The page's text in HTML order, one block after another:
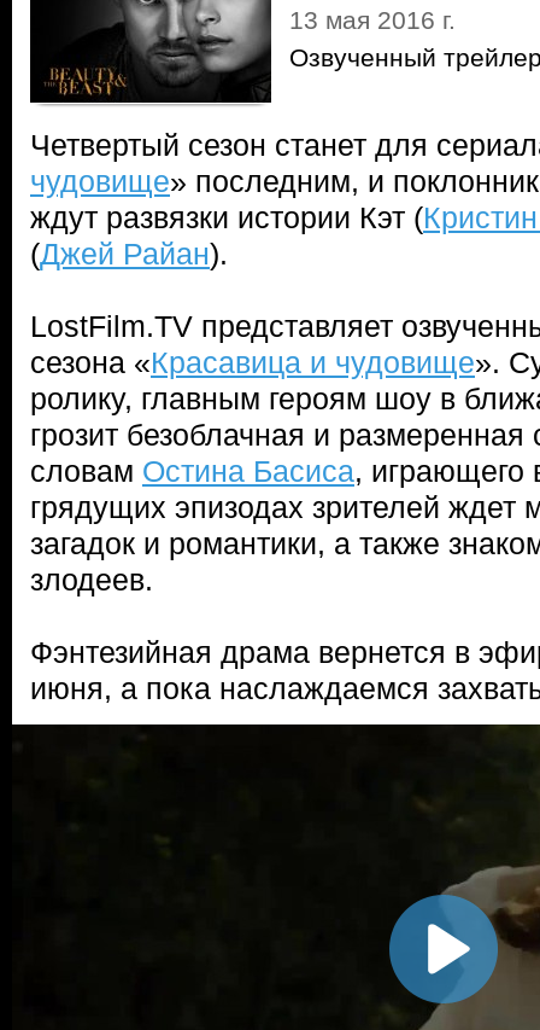
13 мая 2016 г.
Озвученный
Четвертый сезон станет для
чудовище» последним, и
ждут развязки истории Кэт (
(Джей Райан).
LostFilm.TV представляет
сезона «Красавица и чудовище».
ролику, главным героям шоу в
грозит безоблачная и
словам Остина Басиса, играющего
грядущих эпизодах зрителей ждет
загадок и романтики, а также
злодеев.
Фэнтезийная драма вернется в
июня, а пока наслаждаемся